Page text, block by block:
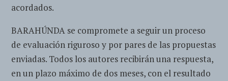
acordados.
BARAHÚNDA se compromete a seguir un proceso
de evaluación riguroso y por pares de las propuestas
enviadas. Todos los autores recibirán una respuesta,
en un plazo máximo de dos meses, con el resultado